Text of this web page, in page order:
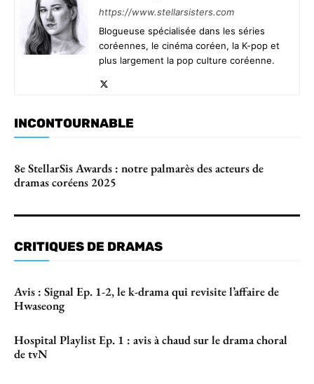
https://www.stellarsisters.com
Blogueuse spécialisée dans les séries
coréennes, le cinéma coréen, la K-pop et
plus largement la pop culture coréenne.
INCONTOURNABLE
8e StellarSis Awards : notre palmarès des acteurs de
dramas coréens 2025
CRITIQUES DE DRAMAS
Avis : Signal Ep. 1-2, le k-drama qui revisite l’affaire de
Hwaseong
Hospital Playlist Ep. 1 : avis à chaud sur le drama choral
de tvN